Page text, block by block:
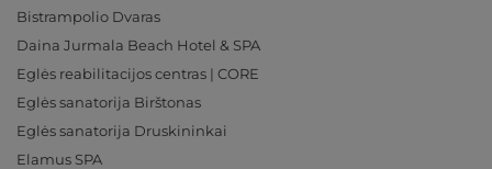
Bistrampolio Dvaras
Daina Jurmala Beach Hotel & SPA
Eglės reabilitacijos centras | CORE
Eglės sanatorija Birštonas
Eglės sanatorija Druskininkai
Elamus SPA